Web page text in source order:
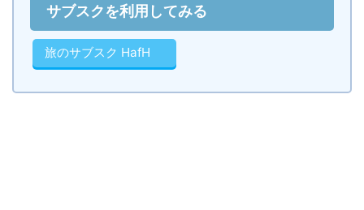
サブスクを利用してみる
旅のサブスク HafH